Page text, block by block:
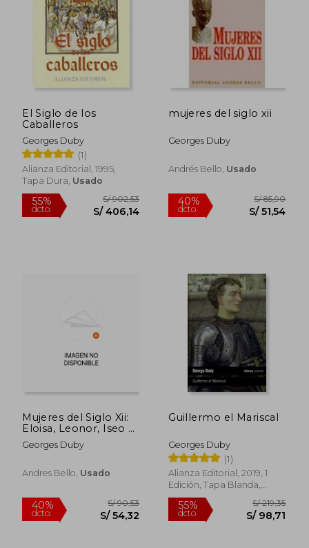
55%
dcto. S/ 71,61
40%
dcto. S/
El Siglo de los
Caballeros
Georges Duby
(1)
Alianza Editorial, 1995,
Tapa Dura, Usado
mujeres del siglo xii
Georges Duby
Andrés Bello, Usado
Mujeres del Siglo Xii:
Eloisa, Leonor, Iseo y
Algunas Otras
Georges Duby
Andres Bello, Usado
Guillermo el Mariscal
Georges Duby
(1)
Alianza Editorial, 2019, 1
Edición, Tapa Blanda,
Nuevo